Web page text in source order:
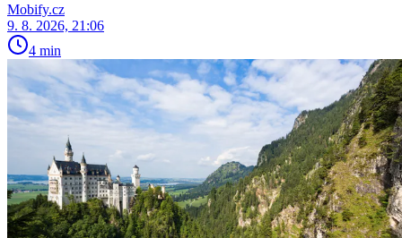
Mobify.cz
9. 8. 2026, 21:06
4 min